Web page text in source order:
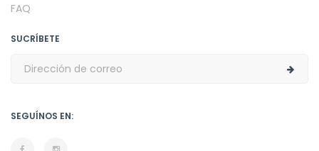
FAQ
SUCRÍBETE
SEGUÍNOS EN: